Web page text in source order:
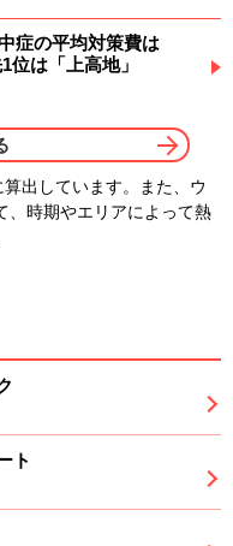
症の平均対策費は
位は「上高地」
出しています。また、ウ
、時期やエリアによって熱
ト